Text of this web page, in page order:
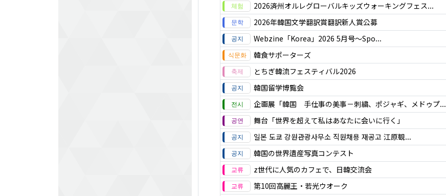
2026済州オルレグローバルキッズウォーキングフェス...
2026年韓国文学翻訳賞翻訳新人賞公募
Webzine「Korea」2026 5月号～Spo...
韓食サポーターズ
とちぎ韓流フェスティバル2026
韓国留学博覧会
企画展「韓国 手仕事の美事－刺繍、ポジャギ、メドゥプ...
舞台「世界を超えて私はあなたに会いに行く」
일본 도쿄 강원관광사무소 직원채용 재공고 江原観...
韓国の世界遺産写真コンテスト
z世代に人気のカフェで、日韓交流会
第10回高麗王・若光ウオーク